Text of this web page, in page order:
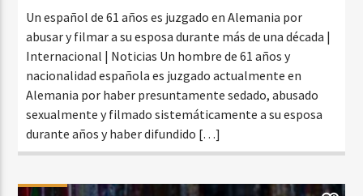
Un español de 61 años es juzgado en Alemania por
abusar y filmar a su esposa durante más de una década |
Internacional | Noticias Un hombre de 61 años y
nacionalidad española es juzgado actualmente en
Alemania por haber presuntamente sedado, abusado
sexualmente y filmado sistemáticamente a su esposa
durante años y haber difundido […]